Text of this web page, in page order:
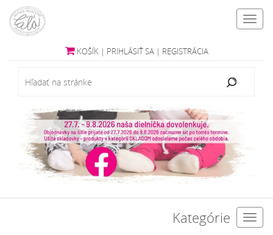
KOŠÍK | PRIHLÁSIŤ SA | REGISTRÁCIA
Kategórie